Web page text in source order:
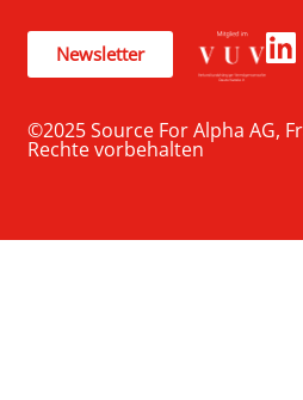
Newsletter
©2025 Source For Alpha AG,
Rechte vorbehalten